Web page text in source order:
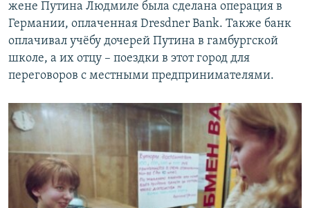
жене Путина Людмиле была сделана операция в
Германии, оплаченная Dresdner Bank. Также банк
оплачивал учёбу дочерей Путина в гамбургской
школе, а их отцу – поездки в этот город для
переговоров с местными предпринимателями.